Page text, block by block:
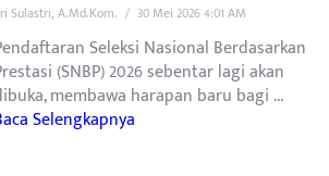
Sulastri, A.Md.Kom. / 30 Mei 2026 4:01 AM
Seleksi Nasional Berdasarkan
(SNBP) 2026 sebentar lagi akan
membawa harapan baru bagi ...
Selengkapnya